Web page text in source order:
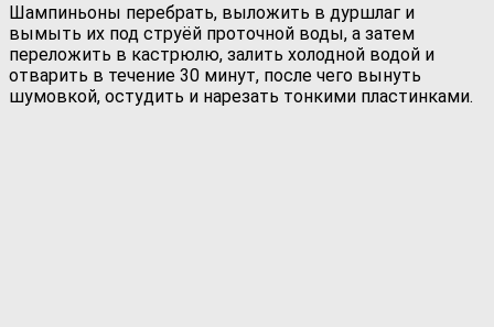
Шампиньоны перебрать, выложить в дуршлаг и
вымыть их под струёй проточной воды, а затем
переложить в кастрюлю, залить холодной водой и
отварить в течение 30 минут, после чего вынуть
шумовкой, остудить и нарезать тонкими пластинками.